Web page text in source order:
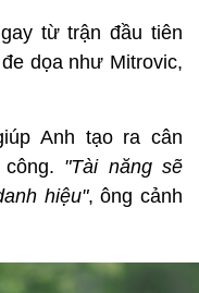
từ trận đầu tiên
dọa như Mitrovic,
Anh tạo ra cân
"Tài năng sẽ
hiệu", ông cảnh